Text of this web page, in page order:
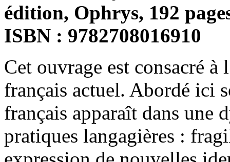
édition, Ophrys, 192
ISBN : 9782708016910
Cet ouvrage est consacré à
français actuel. Abordé ici
français apparaît dans une
pratiques langagières :